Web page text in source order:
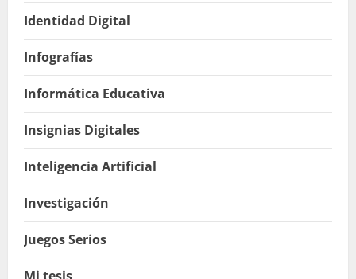
Identidad Digital
Infografías
Informática Educativa
Insignias Digitales
Inteligencia Artificial
Investigación
Juegos Serios